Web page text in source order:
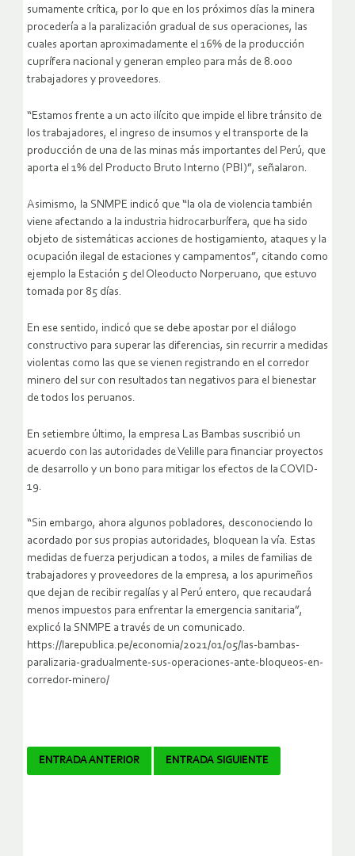
sumamente crítica, por lo que en los próximos días la minera
procedería a la paralización gradual de sus operaciones, las
cuales aportan aproximadamente el 16% de la producción
cuprífera nacional y generan empleo para más de 8.000
trabajadores y proveedores.
“Estamos frente a un acto ilícito que impide el libre tránsito de
los trabajadores, el ingreso de insumos y el transporte de la
producción de una de las minas más importantes del Perú, que
aporta el 1% del Producto Bruto Interno (PBI)”, señalaron.
Asimismo, la SNMPE indicó que “la ola de violencia también
viene afectando a la industria hidrocarburífera, que ha sido
objeto de sistemáticas acciones de hostigamiento, ataques y la
ocupación ilegal de estaciones y campamentos”, citando como
ejemplo la Estación 5 del Oleoducto Norperuano, que estuvo
tomada por 85 días.
En ese sentido, indicó que se debe apostar por el diálogo
constructivo para superar las diferencias, sin recurrir a medidas
violentas como las que se vienen registrando en el corredor
minero del sur con resultados tan negativos para el bienestar
de todos los peruanos.
En setiembre último, la empresa Las Bambas suscribió un
acuerdo con las autoridades de Velille para financiar proyectos
de desarrollo y un bono para mitigar los efectos de la COVID-
19.
“Sin embargo, ahora algunos pobladores, desconociendo lo
acordado por sus propias autoridades, bloquean la vía. Estas
medidas de fuerza perjudican a todos, a miles de familias de
trabajadores y proveedores de la empresa, a los apurimeños
que dejan de recibir regalías y al Perú entero, que recaudará
menos impuestos para enfrentar la emergencia sanitaria”,
explicó la SNMPE a través de un comunicado.
https://larepublica.pe/economia/2021/01/05/las-bambas-
paralizaria-gradualmente-sus-operaciones-ante-bloqueos-en-
corredor-minero/
Navegador
ENTRADA ANTERIOR ENTRADA SIGUIENTE